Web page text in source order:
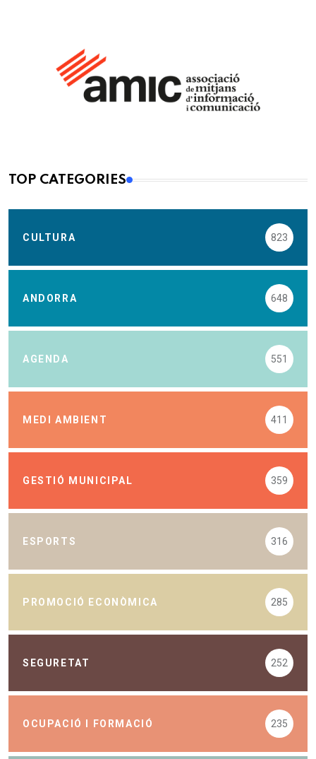
TOP CATEGORIES
CULTURA 823
ANDORRA 648
AGENDA 551
MEDI AMBIENT 411
GESTIÓ MUNICIPAL 359
ESPORTS 316
PROMOCIÓ ECONÒMICA 285
SEGURETAT 252
OCUPACIÓ I FORMACIÓ 235